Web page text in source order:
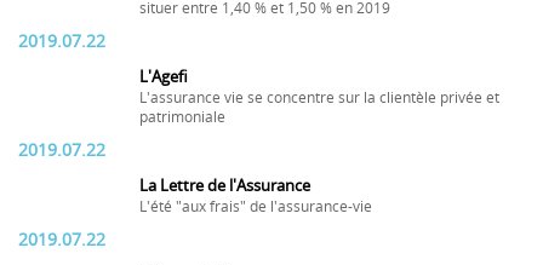
situer entre 1,40 % et 1,50 % en 2019
2019.07.22
L'Agefi
L'assurance vie se concentre sur la clientèle privée et
patrimoniale
2019.07.22
La Lettre de l'Assurance
L'été "aux frais" de l'assurance-vie
2019.07.22